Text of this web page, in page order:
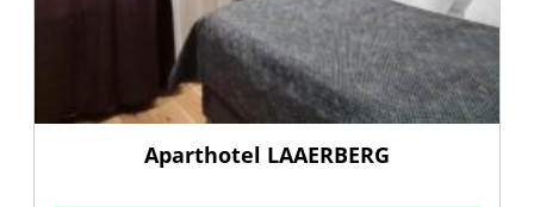
Aparthotel LAAERBERG